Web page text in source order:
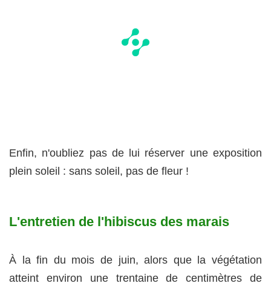
Enfin, n'oubliez pas de lui réserver une exposition
plein soleil : sans soleil, pas de fleur !
L'entretien de l'hibiscus des marais
À la fin du mois de juin, alors que la végétation
atteint environ une trentaine de centimètres de